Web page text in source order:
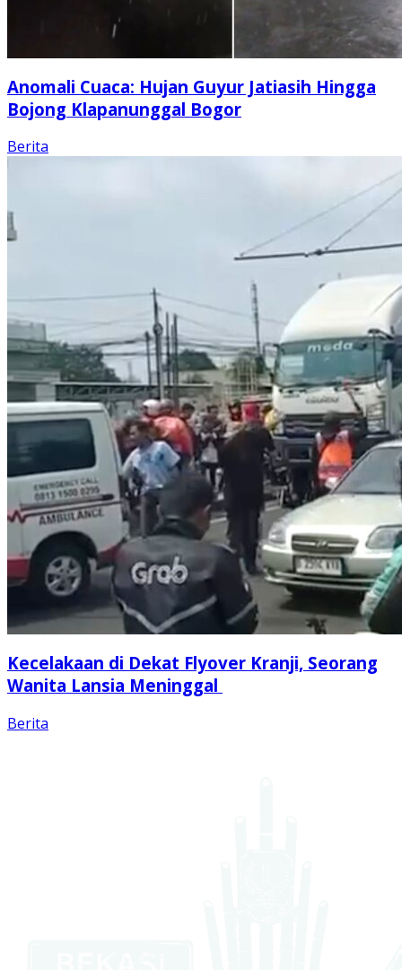
Anomali Cuaca: Hujan Guyur Jatiasih Hingga
Bojong Klapanunggal Bogor
Berita
Kecelakaan di Dekat Flyover Kranji, Seorang
Wanita Lansia Meninggal
Berita